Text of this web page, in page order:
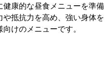
康的な昼食メニューを準備
抵抗力を高め、強い身体を
けのメニューです。